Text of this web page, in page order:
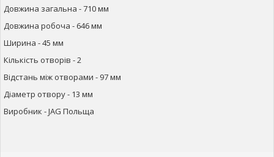
Довжина загальна - 710 мм
Довжина робоча - 646 мм
Ширина - 45 мм
Кількість отворів - 2
Відстань між отворами - 97 мм
Діаметр отвору - 13 мм
Виробник - JAG Польща